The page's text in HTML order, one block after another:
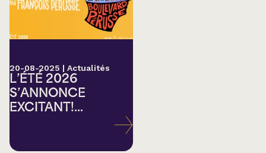
20-08-2025 | Actualités
L’ÉTÉ 2026
S’ANNONCE
EXCITANT!...